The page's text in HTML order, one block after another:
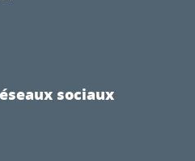
sociaux